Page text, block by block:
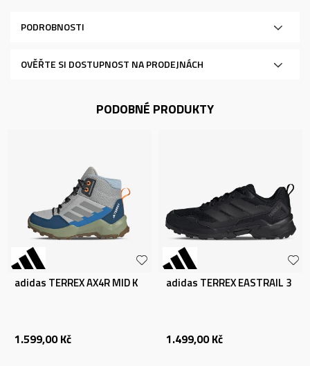
PODROBNOSTI
OVĚŘTE SI DOSTUPNOST NA PRODEJNÁCH
PODOBNÉ PRODUKTY
adidas TERREX AX4R MID K
1.599,00 Kč
adidas TERREX EASTRAIL 3
1.499,00 Kč